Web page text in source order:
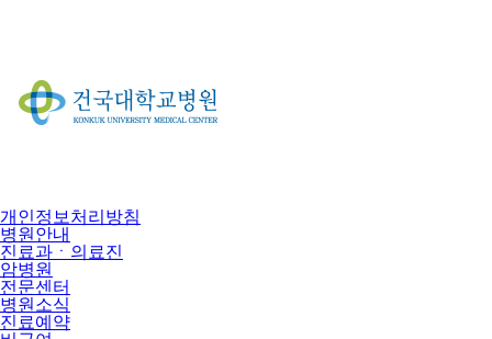
개인정보처리방침
병원안내
진료과ㆍ의료진
암병원
전문센터
병원소식
진료예약